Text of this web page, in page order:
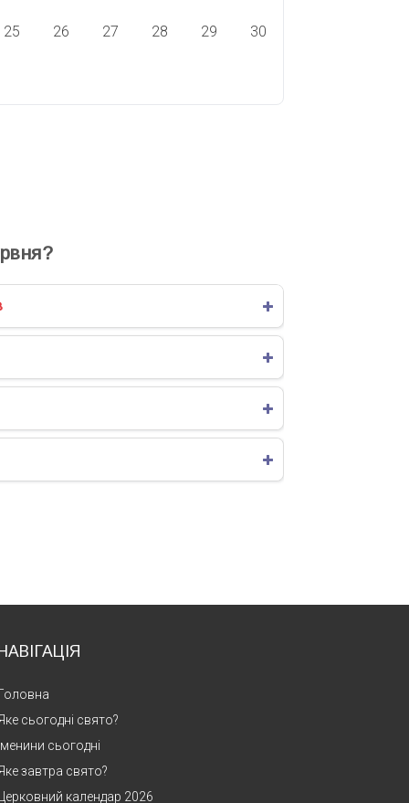
25 26 27 28 29 30
Головна
сьогодні свято?
Іменини сьогодні
завтра свято?
Церковний календар 2026